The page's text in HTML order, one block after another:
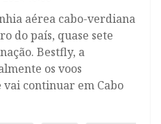
aérea cabo-verdiana
do país, quase sete
Bestfly, a
os voos
continuar em Cabo